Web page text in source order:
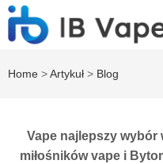
Home >Artykuł > Blog
Vape najlepszy wybór
miłośników vape i